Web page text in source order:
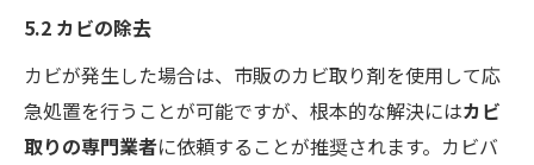
5.2 カビの除去
カビが発生した場合は、市販のカビ取り剤を使用して応
急処置を行うことが可能ですが、根本的な解決にはカビ
取りの専門業者に依頼することが推奨されます。カビバ